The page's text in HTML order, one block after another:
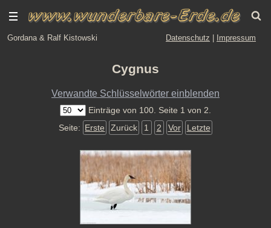
Gordana & Ralf Kistowski Datenschutz Impressum
Cygnus
Verwandte Schlüsselwörter einblenden
Einträge von 100. Seite 1 von 2.
Seite: Erste Zurück 1 2 Vor Letzte